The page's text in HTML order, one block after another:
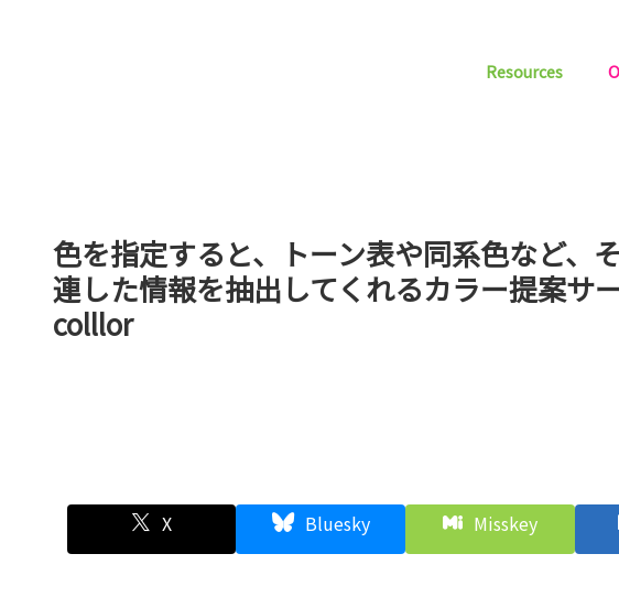
Resources
色を指定すると、トーン表や同系色など、
連した情報を抽出してくれるカラー提案サ
colllor
X Bluesky Misskey